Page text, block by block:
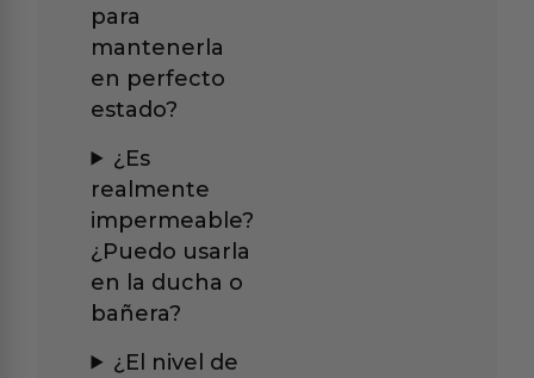
para
mantenerla
en perfecto
estado?
¿Es
realmente
impermeable?
¿Puedo usarla
en la ducha o
bañera?
¿El nivel de